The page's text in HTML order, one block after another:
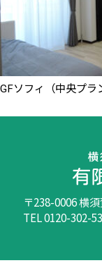
GFソフィ（中央プラ
〒238-0006 横
TEL 0120-302-